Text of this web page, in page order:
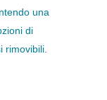
una
di
rimovibili.